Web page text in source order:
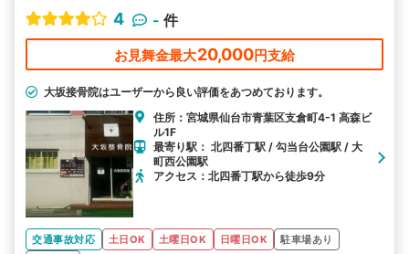
4
- 件
お見舞金最大20,000円支給
大坂接骨院はユーザーから良い評価をあつめております。
住所：宮城県仙台市青葉区支倉町4-1 高森ビ
ル1F
最寄り駅： 北四番丁駅 / 勾当台公園駅 / 大
町西公園駅
アクセス：北四番丁駅から徒歩9分
交通事故対応 土日OK 土曜日OK 日曜日OK
駐車場あり